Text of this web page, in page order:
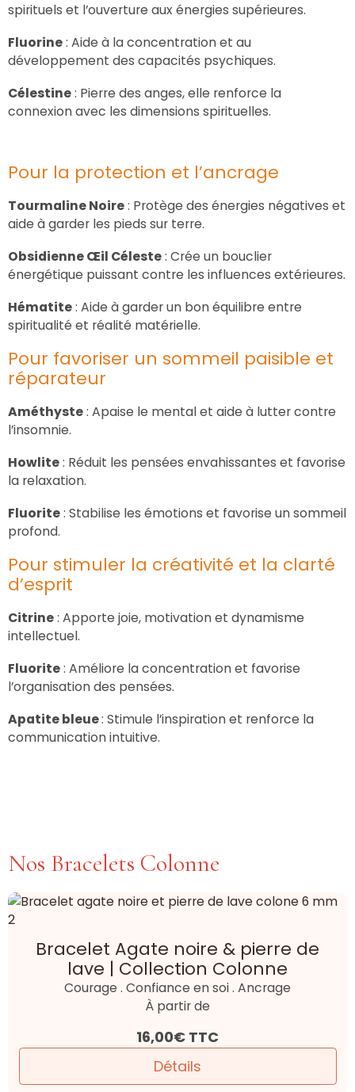
spirituels et l’ouverture aux énergies supérieures.
Fluorine: Aide à la concentration et au
développement des capacités psychiques.
Célestine: Pierre des anges, elle renforce la
connexion avec les dimensions spirituelles.
Pour la protection et l’ancrage
Tourmaline Noire: Protège des énergies négatives et
aide à garder les pieds sur terre.
Obsidienne Œil Céleste: Crée un bouclier
énergétique puissant contre les influences extérieures.
Hématite: Aide à garder un bon équilibre entre
spiritualité et réalité matérielle.
Pour favoriser un sommeil paisible et
réparateur
Améthyste: Apaise le mental et aide à lutter contre
l’insomnie.
Howlite: Réduit les pensées envahissantes et favorise
la relaxation.
Fluorite: Stabilise les émotions et favorise un sommeil
profond.
Pour stimuler la créativité et la clarté
d’esprit
Citrine: Apporte joie, motivation et dynamisme
intellectuel.
Fluorite: Améliore la concentration et favorise
l’organisation des pensées.
Apatite bleue: Stimule l’inspiration et renforce la
communication intuitive.
Nos Bracelets Colonne
Bracelet Agate noire & pierre de
lave | Collection Colonne
Courage . Confiance en soi . Ancrage
À partir de
16,00€ TTC
Détails